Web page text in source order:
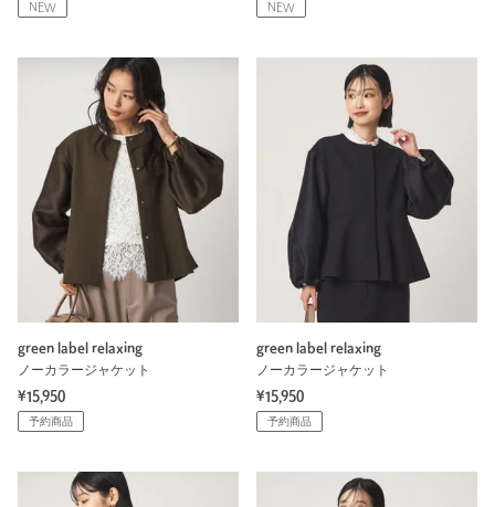
NEW NEW
green label relaxing
ノーカラージャケット
¥15,950
予約商品
green label relaxing
ノーカラージャケット
¥15,950
予約商品